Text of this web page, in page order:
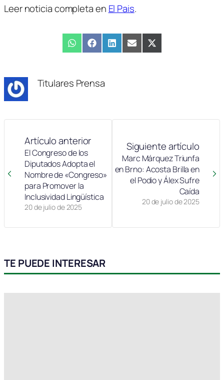
Leer noticia completa en El Pais.
Compartir
en
WhatsAppCompartir
en
FacebookCompartir
en
LinkedInCompartir
en
EmailCompartir
en
X
(Twitter)
Titulares Prensa
Artículo anterior
20 de julio de 2025
El Congreso de los
Diputados Adopta el
Nombre de «Congreso»
para Promover la
Inclusividad Lingüística
Siguiente artículo
20 de julio de 2025
Marc Márquez Triunfa
en Brno: Acosta Brilla en
el Podio y Álex Sufre
Caída
TE PUEDE INTERESAR